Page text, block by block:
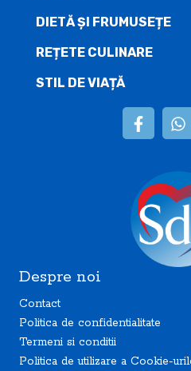
DIETĂ ŞI FRUMUSEȚE
REȚETE CULINARE
STIL DE VIAȚĂ
Despre noi
Contact
Politica de confidentialitate
Termeni si conditii
Politica de utilizare a Cookie-